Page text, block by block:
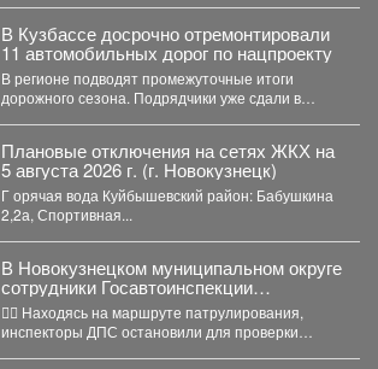
В Кузбассе досрочно отремонтировали
11 автомобильных дорог по нацпроекту
В регионе подводят промежуточные итоги
дорожного сезона. Подрядчики уже сдали в
Плановые отключения на сетях ЖКХ на
5 августа 2026 г. (г. Новокузнецк)
Г орячая вода Куйбышевский район: Бабушкина
2,2а, Спортивная...
В Новокузнецком муниципальном округе
сотрудники Госавтоинспекции
задержали нетрезвого водителя,
повторно севшего за руль в состоянии
опьянения
👮‍♂ Находясь на маршруте патрулирования,
инспекторы ДПС остановили для проверки